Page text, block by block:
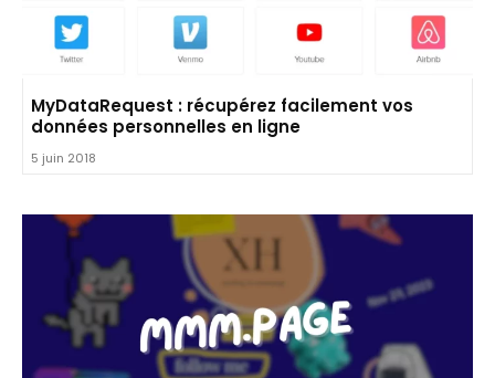
MyDataRequest : récupérez facilement vos
données personnelles en ligne
5 juin 2018